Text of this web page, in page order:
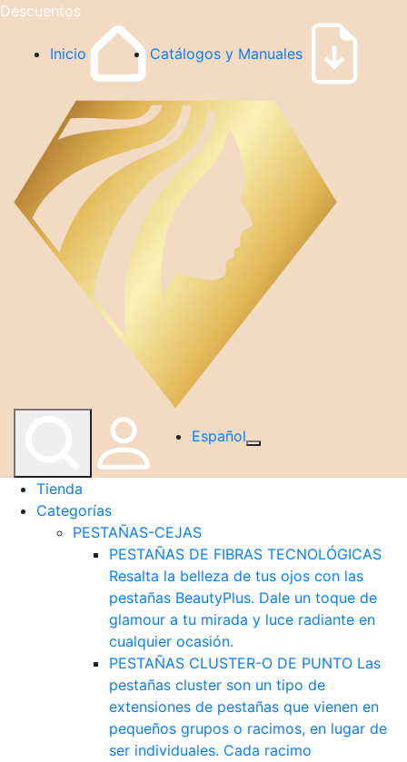
Descuentos
Inicio Catálogos y Manuales
Español
Tienda
Categorías
PESTAÑAS-CEJAS
PESTAÑAS DE FIBRAS TECNOLÓGICAS
Resalta la belleza de tus ojos con las
pestañas BeautyPlus. Dale un toque de
glamour a tu mirada y luce radiante en
cualquier ocasión.
PESTAÑAS CLUSTER-O DE PUNTO Las
pestañas cluster son un tipo de
extensiones de pestañas que vienen en
pequeños grupos o racimos, en lugar de
ser individuales. Cada racimo